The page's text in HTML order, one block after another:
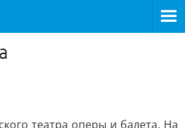
театра оперы и балета. На